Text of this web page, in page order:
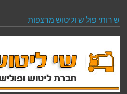
שירותי פוליש וליטוש מרצפות